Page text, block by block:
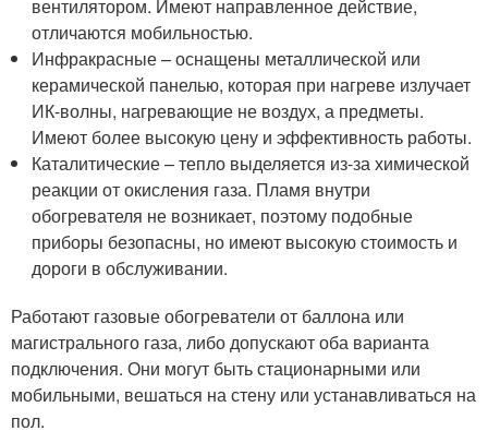
вентилятором. Имеют направленное действие,
отличаются мобильностью.
Инфракрасные – оснащены металлической или
керамической панелью, которая при нагреве излучает
ИК-волны, нагревающие не воздух, а предметы.
Имеют более высокую цену и эффективность работы.
Каталитические – тепло выделяется из-за химической
реакции от окисления газа. Пламя внутри
обогревателя не возникает, поэтому подобные
приборы безопасны, но имеют высокую стоимость и
дороги в обслуживании.
Работают газовые обогреватели от баллона или
магистрального газа, либо допускают оба варианта
подключения. Они могут быть стационарными или
мобильными, вешаться на стену или устанавливаться на
пол.